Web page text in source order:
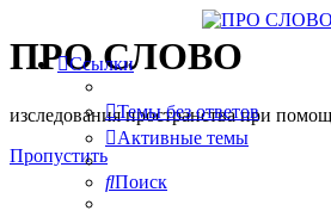
ПРО СЛОВО
изследования пространства при
Пропустить
Ссылки
Темы без ответов
Активные темы
Поиск